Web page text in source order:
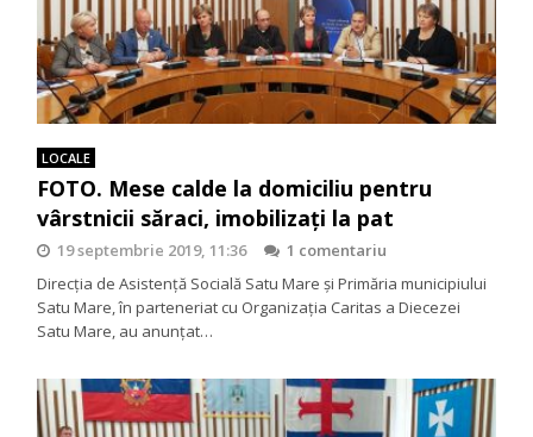
LOCALE
FOTO. Mese calde la domiciliu pentru
vârstnicii săraci, imobilizați la pat
19 septembrie 2019, 11:36
1 comentariu
Direcţia de Asistenţă Socială Satu Mare și Primăria municipiului
Satu Mare, în parteneriat cu Organizația Caritas a Diecezei
Satu Mare, au anunțat…